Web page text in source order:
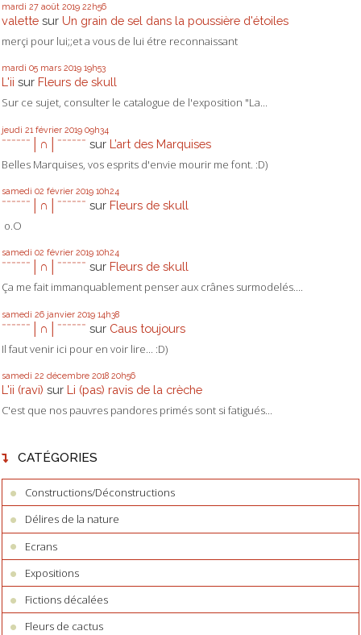
mardi 27 août 2019 22h56
valette sur Un grain de sel dans la poussière d'étoiles
merçi pour lui;;et a vous de lui étre reconnaissant
mardi 05 mars 2019 19h53
L'ii sur Fleurs de skull
Sur ce sujet, consulter le catalogue de l'exposition "La...
jeudi 21 février 2019 09h34
ˉˉˉˉˉˉ│∩│ˉˉˉˉˉˉ sur L’art des Marquises
Belles Marquises, vos esprits d'envie mourir me font. :D)
samedi 02 février 2019 10h24
ˉˉˉˉˉˉ│∩│ˉˉˉˉˉˉ sur Fleurs de skull
o.O
samedi 02 février 2019 10h24
ˉˉˉˉˉˉ│∩│ˉˉˉˉˉˉ sur Fleurs de skull
Ça me fait immanquablement penser aux crânes surmodelés....
samedi 26 janvier 2019 14h38
ˉˉˉˉˉˉ│∩│ˉˉˉˉˉˉ sur Caus toujours
Il faut venir ici pour en voir lire... :D)
samedi 22 décembre 2018 20h56
L'ii (ravi) sur Li (pas) ravis de la crèche
C'est que nos pauvres pandores primés sont si fatigués...
CATÉGORIES
Constructions/Déconstructions
Délires de la nature
Ecrans
Expositions
Fictions décalées
Fleurs de cactus